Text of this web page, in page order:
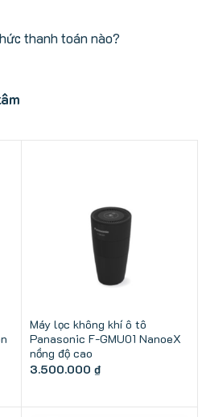
thanh toán nào?
Máy lọc không khí ô tô
Panasonic F-GMU01 NanoeX
nồng độ cao
3.500.000 ₫